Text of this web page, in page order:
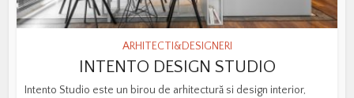
ARHITECTI&DESIGNERI
INTENTO DESIGN STUDIO
Intento Studio este un birou de arhitectură si design interior,